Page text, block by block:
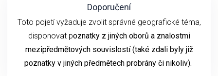
Doporučení
Toto pojetí vyžaduje zvolit správné geografické téma,
disponovat poznatky z jiných oborů a znalostmi
mezipředmětových souvislostí (také zdali byly již
poznatky v jiných předmětech probrány či nikoliv).